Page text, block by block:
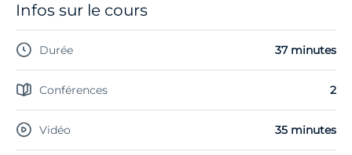
Infos sur le cours
Durée 37 minutes
Conférences 2
Vidéo 35 minutes